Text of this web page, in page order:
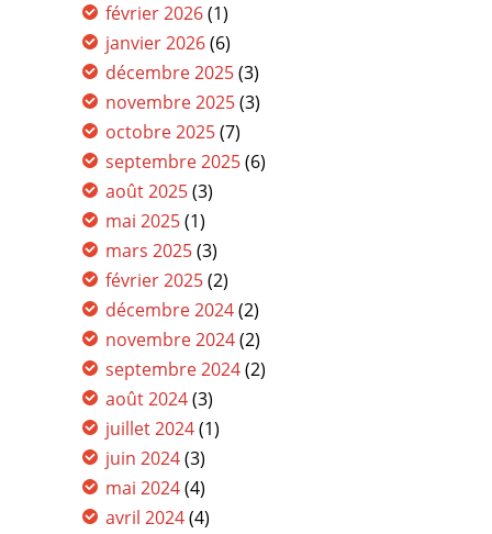
février 2026(1)
janvier 2026(6)
décembre 2025(3)
novembre 2025(3)
octobre 2025(7)
septembre 2025(6)
août 2025(3)
mai 2025(1)
mars 2025(3)
février 2025(2)
décembre 2024(2)
novembre 2024(2)
septembre 2024(2)
août 2024(3)
juillet 2024(1)
juin 2024(3)
mai 2024(4)
avril 2024(4)